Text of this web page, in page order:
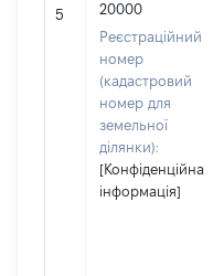
5
20000
Реєстраційний
номер
(кадастровий
номер для
земельної
ділянки):
[Конфіденційна
інформація]